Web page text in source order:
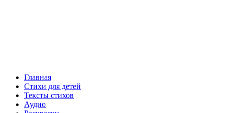
Главная
Стихи для детей
Тексты стихов
Аудио